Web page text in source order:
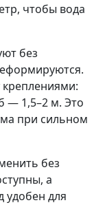
чтобы вода
без
— 1,5–2 м. Это
при сильном
без
а
удобен для